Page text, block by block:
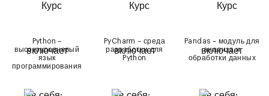
Python –
высокоуровневый
язык
программирования
PyCharm – среда
разработки для
Python
Pandas – модуль для
анализа и
обработки данных